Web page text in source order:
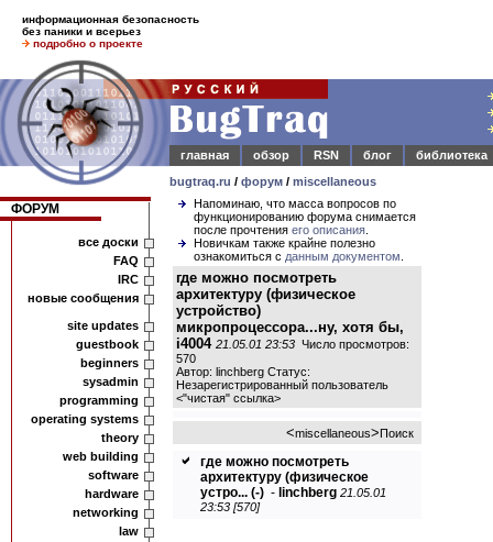
информационная безопасность
без паники и всерьез
подробно о проекте
главная обзор RSN блог
библиотека
bugtraq.ru / форум / miscellaneous
ФОРУМ
все доски
FAQ
IRC
новые сообщения
site updates
guestbook
beginners
sysadmin
programming
operating systems
theory
web building
software
hardware
networking
law
Напоминаю, что масса вопросов по
функционированию форума снимается
после прочтения его описания
Новичкам также крайне полезно
ознакомиться с данным документом
где можно посмотреть
архитектуру (физическое
устройство)
микропроцессора...ну, хотя бы,
i4004 21.05.01 23:53 Число просмотров:
570
Автор: linchberg Статус:
Незарегистрированный пользователь
<"чистая" ссылка>
<miscellaneous>Поиск
где можно посмотреть
архитектуру (физическое
устро... (-) - linchberg 21.05.01
23:53 [570]